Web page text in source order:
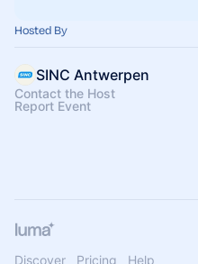
Hosted By
SINC Antwerpen
Contact the Host
Report Event
Discover Pricing Help